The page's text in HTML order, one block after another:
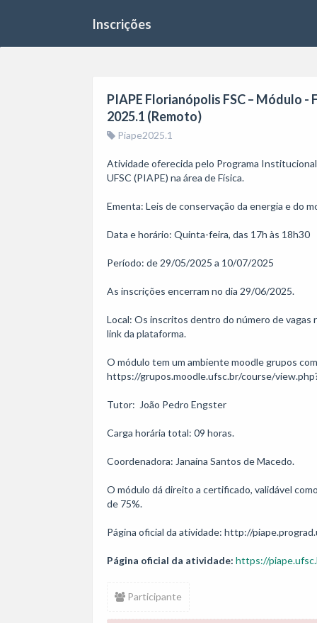
Inscrições
PIAPE Florianópolis FSC – Módulo -
2025.1 (Remoto)
Piape2025.1
Atividade oferecida pelo Programa
UFSC (PIAPE) na área de Física.
Ementa: Leis de conservação da energia e do
Data e horário: Quinta-feira, das 17h às 18h30
Período: de 29/05/2025 a 10/07/2025
As inscrições encerram no dia 29/06/2025.
Local: Os inscritos dentro do número de vagas
link da plataforma.
O módulo tem um ambiente moodle grupos
https://grupos.moodle.ufsc.br/course/
Tutor:  João Pedro Engster
Carga horária total: 09 horas.
Coordenadora: Janaína Santos de Macedo.
O módulo dá direito a certificado, validável
de 75%.
Página oficial da atividade: http://
Página oficial da atividade: https://
Participante